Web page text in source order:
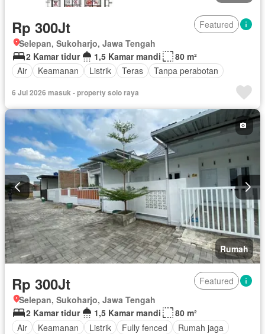
Rp 300Jt
Featured
Selepan, Sukoharjo, Jawa Tengah
2 Kamar tidur
1,5 Kamar mandi
80 m²
Air
Keamanan Listrik Teras Tanpa perabotan
6 Jul 2026 masuk - property solo raya
Rumah
Rp 300Jt
Featured
Selepan, Sukoharjo, Jawa Tengah
2 Kamar tidur
1,5 Kamar mandi
80 m²
Air
Keamanan Listrik Fully fenced
Rumah jaga